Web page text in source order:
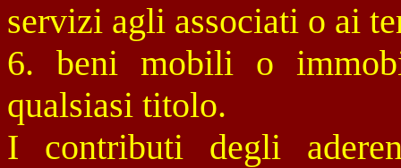
servizi agli associati o ai
6. beni mobili o
qualsiasi titolo.
I contributi degli